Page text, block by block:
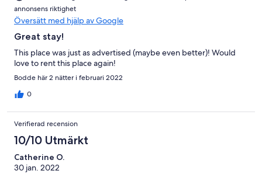
annonsens riktighet
Översätt med hjälp av Google
Great stay!
This place was just as advertised (maybe even better)! Would
love to rent this place again!
Bodde här 2 nätter i februari 2022
0
Verifierad recension
10/10 Utmärkt
Catherine O.
30 jan. 2022